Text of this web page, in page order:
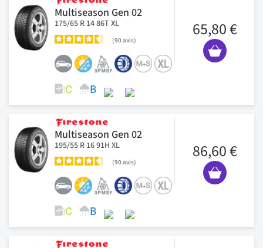
Multiseason Gen 02
175/65 R 14 86T XL
90avis
65,80 €
Multiseason Gen 02
195/55 R 16 91H XL
90avis
86,60 €